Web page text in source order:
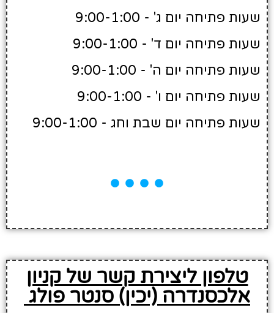
שעות פתיחה יום ג' - 9:00-1:00
שעות פתיחה יום ד' - 9:00-1:00
שעות פתיחה יום ה' - 9:00-1:00
שעות פתיחה יום ו' - 9:00-1:00
שעות פתיחה יום שבת וחג - 9:00-1:00
טלפון ליצירת קשר של קניון
אלכסנדרה (יכין) סנטר פולג